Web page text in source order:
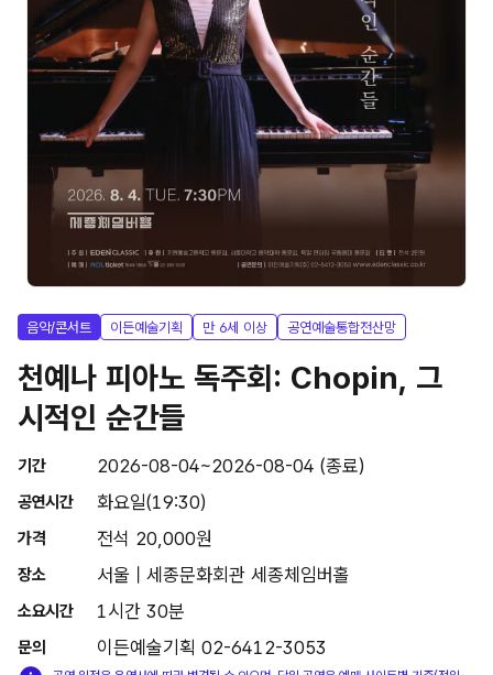
음악/콘서트 이든예술기획 만 6세 이상 공연예술통합전산망
천예나 피아노 독주회: Chopin, 그
시적인 순간들
기간 2026-08-04~2026-08-04 (종료)
공연시간 화요일(19:30)
가격 전석 20,000원
장소 서울 | 세종문화회관 세종체임버홀
소요시간 1시간 30분
문의 이든예술기획 02-6412-3053